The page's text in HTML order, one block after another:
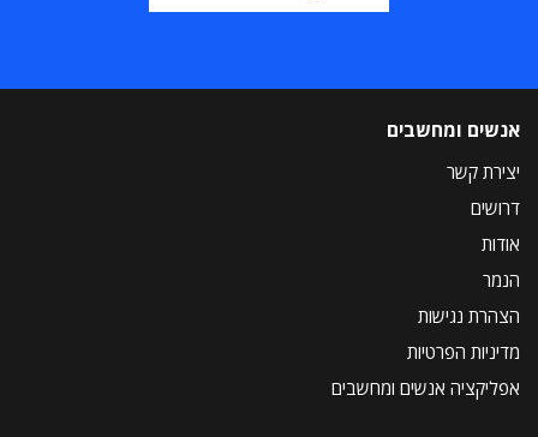
אנשים ומחשבים
יצירת קשר
דרושים
אודות
הנמר
הצהרת נגישות
מדיניות הפרטיות
אפליקציה אנשים ומחשבים